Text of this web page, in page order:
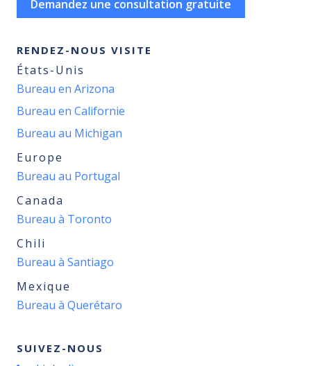
Demandez une consultation gratuite
RENDEZ-NOUS VISITE
États-Unis
Bureau en Arizona
Bureau en Californie
Bureau au Michigan
Europe
Bureau au Portugal
Canada
Bureau à Toronto
Chili
Bureau à Santiago
Mexique
Bureau à Querétaro
SUIVEZ-NOUS